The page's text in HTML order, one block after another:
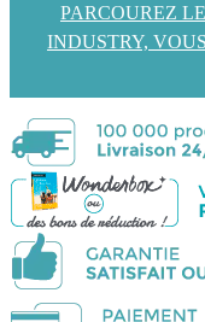
PARCOUREZ
INDUSTRY,